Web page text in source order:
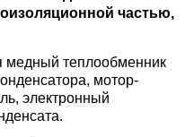
частью,
медный теплообменник
мотор-
электронный